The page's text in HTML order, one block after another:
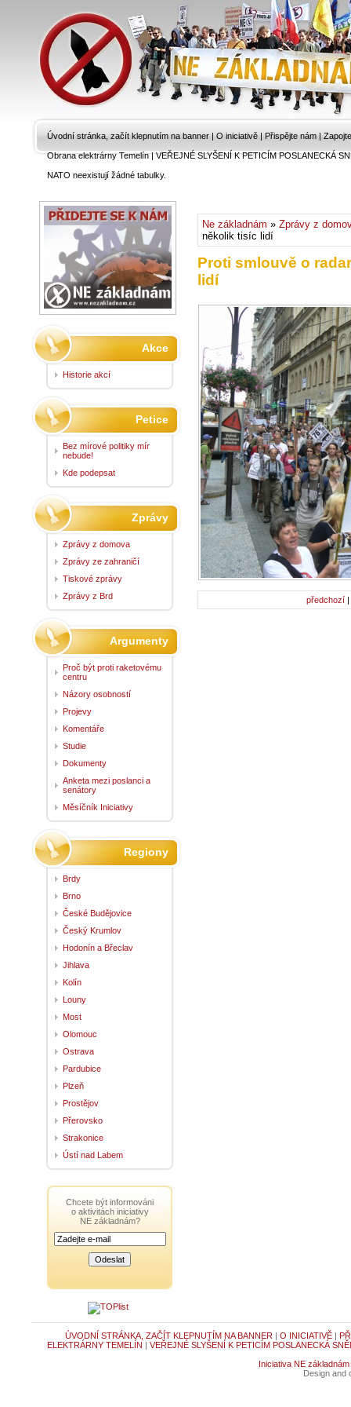
Úvodní stránka, začít klepnutím na banner | O iniciativě | Přispějte nám |
Obrana elektrárny Temelín|VEŘEJNÉ SLYŠENÍ K PETICÍM POSLANECKÁ
NATO neexistují žádné tabulky.
Ne základnám » Zprávy z
několik tisíc lidí
Proti smlouvě o
lidí
předchozí |
Akce
Historie akcí
Petice
Bez mírové politiky mír
nebude!
Kde podepsat
Zprávy
Zprávy z domova
Zprávy ze zahraničí
Tiskové zprávy
Zprávy z Brd
Argumenty
Proč být proti raketovému
centru
Názory osobností
Projevy
Komentáře
Studie
Dokumenty
Anketa mezi poslanci a
senátory
Měsíčník Iniciativy
Regiony
Brdy
Brno
České Budějovice
Český Krumlov
Hodonín a Břeclav
Jihlava
Kolín
Louny
Most
Olomouc
Ostrava
Pardubice
Plzeň
Prostějov
Přerovsko
Strakonice
Ústí nad Labem
Chcete být informováni
o aktivitách iniciativy
NE základnám?
ÚVODNÍ STRÁNKA, ZAČÍT KLEPNUTÍM NA BANNER | O INICIATIVĚ|
ELEKTRÁRNY TEMELÍN | VEŘEJNÉ SLYŠENÍ K PETICÍM POSLANECKÁ
Iniciativa NE základnám
Design and